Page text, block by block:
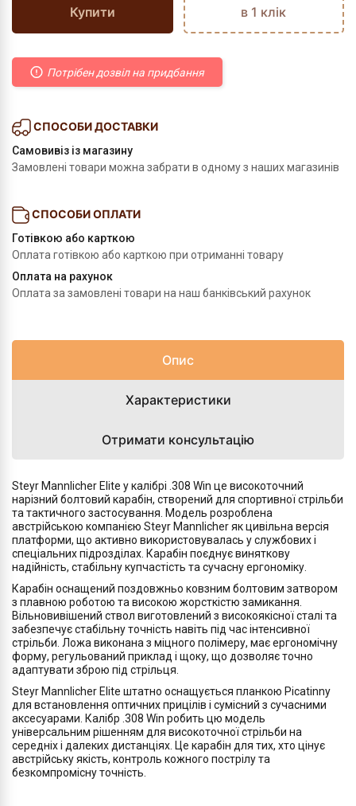
Купити в 1 клік
Потрібен дозвіл на придбання
СПОСОБИ ДОСТАВКИ
Самовивіз із магазину
Замовлені товари можна забрати в одному з наших магазинів
СПОСОБИ ОПЛАТИ
Готівкою або карткою
Оплата готівкою або карткою при отриманні товару
Оплата на рахунок
Оплата за замовлені товари на наш банківський рахунок
Опис
Характеристики
Отримати консультацію
Steyr Mannlicher Elite у калібрі .308 Win це високоточний
нарізний болтовий карабін, створений для спортивної стрільби
та тактичного застосування. Модель розроблена
австрійською компанією Steyr Mannlicher як цивільна версія
платформи, що активно використовувалась у службових і
спеціальних підрозділах. Карабін поєднує виняткову
надійність, стабільну купчастість та сучасну ергономіку.
Карабін оснащений поздовжньо ковзним болтовим затвором
з плавною роботою та високою жорсткістю замикання.
Вільновивішений ствол виготовлений з високоякісної сталі та
забезпечує стабільну точність навіть під час інтенсивної
стрільби. Ложа виконана з міцного полімеру, має ергономічну
форму, регульований приклад і щоку, що дозволяє точно
адаптувати зброю під стрільця.
Steyr Mannlicher Elite штатно оснащується планкою Picatinny
для встановлення оптичних прицілів і сумісний з сучасними
аксесуарами. Калібр .308 Win робить цю модель
універсальним рішенням для високоточної стрільби на
середніх і далеких дистанціях. Це карабін для тих, хто цінує
австрійську якість, контроль кожного пострілу та
безкомпромісну точність.